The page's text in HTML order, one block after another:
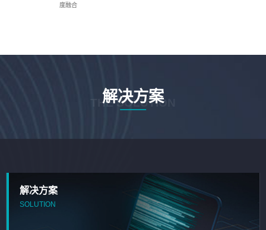
度融合
解决方案
THE SOLUTION
解决方案
SOLUTION